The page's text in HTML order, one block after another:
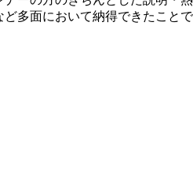
多面において納得できたことで